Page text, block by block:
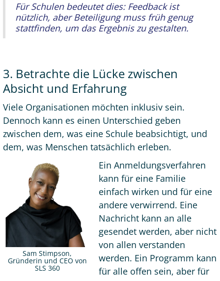
Für Schulen bedeutet dies: Feedback ist
nützlich, aber Beteiligung muss früh genug
stattfinden, um das Ergebnis zu gestalten.
3. Betrachte die Lücke zwischen
Absicht und Erfahrung
Viele Organisationen möchten inklusiv sein.
Dennoch kann es einen Unterschied geben
zwischen dem, was eine Schule beabsichtigt, und
dem, was Menschen tatsächlich erleben.
Sam Stimpson,
Gründerin und CEO von
SLS 360
Ein Anmeldungsverfahren
kann für eine Familie
einfach wirken und für eine
andere verwirrend. Eine
Nachricht kann an alle
gesendet werden, aber nicht
von allen verstanden
werden. Ein Programm kann
für alle offen sein, aber für